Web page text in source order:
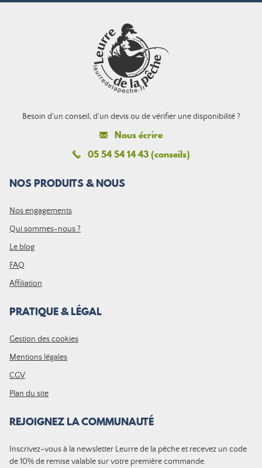
Besoin d'un conseil, d'un devis ou de vérifier une disponibilité ?
Nous écrire
05 54 54 14 43 (conseils)
NOS PRODUITS & NOUS
Nos engagements
Qui sommes-nous ?
Le blog
FAQ
Affiliation
PRATIQUE & LÉGAL
Gestion des cookies
Mentions légales
CGV
Plan du site
REJOIGNEZ LA COMMUNAUTÉ
Inscrivez-vous à la newsletter Leurre de la pêche et recevez un code
de 10% de remise valable sur votre première commande.